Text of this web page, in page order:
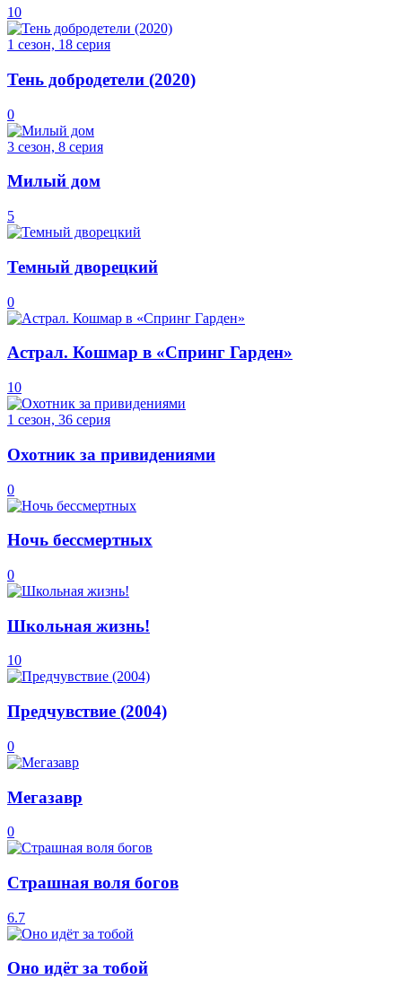
10
1 сезон, 18 серия
Тень добродетели (2020)
0
3 сезон, 8 серия
Милый дом
5
Темный дворецкий
0
Астрал. Кошмар в «Спринг Гарден»
10
1 сезон, 36 серия
Охотник за привидениями
0
Ночь бессмертных
0
Школьная жизнь!
10
Предчувствие (2004)
0
Мегазавр
0
Страшная воля богов
6.7
Оно идёт за тобой